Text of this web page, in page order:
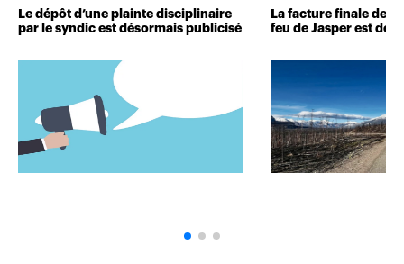
Le dépôt d’une plainte disciplinaire
par le syndic est désormais publicisé
La facture finale des
feu de Jasper est